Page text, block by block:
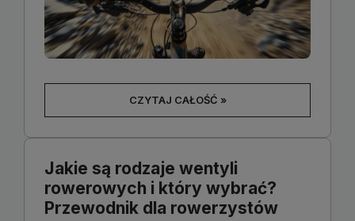
CZYTAJ CAŁOŚĆ »
Jakie są rodzaje wentyli
rowerowych i który wybrać?
Przewodnik dla rowerzystów